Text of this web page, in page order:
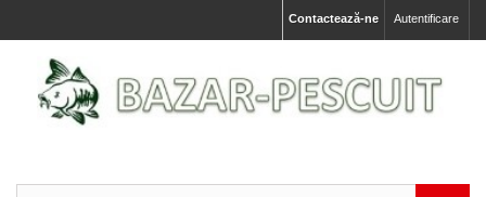
Autentificare
Contactează-ne